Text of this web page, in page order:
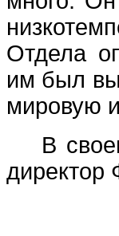
Отдела
им был
мировую
В своем
директор